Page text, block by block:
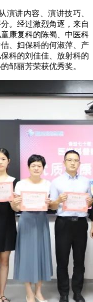
演讲内容、演讲技巧、
。经过激烈角逐，来自
康复科的陈蜀、中医科
、妇保科的何淑萍、产
科的刘佳佳、放射科的
邹丽芳荣获优秀奖。